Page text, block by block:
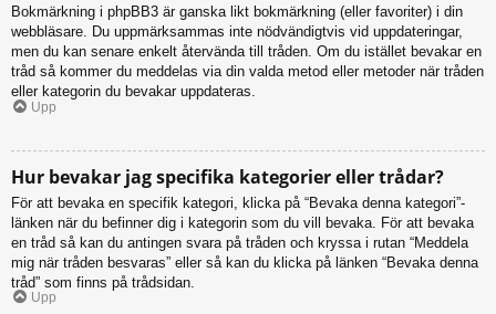
Bokmärkning i phpBB3 är ganska likt bokmärkning (eller favoriter) i din
webbläsare. Du uppmärksammas inte nödvändigtvis vid uppdateringar,
men du kan senare enkelt återvända till tråden. Om du istället bevakar en
tråd så kommer du meddelas via din valda metod eller metoder när tråden
eller kategorin du bevakar uppdateras.
Upp
Hur bevakar jag specifika kategorier eller trådar?
För att bevaka en specifik kategori, klicka på “Bevaka denna kategori”-
länken när du befinner dig i kategorin som du vill bevaka. För att bevaka
en tråd så kan du antingen svara på tråden och kryssa i rutan “Meddela
mig när tråden besvaras” eller så kan du klicka på länken “Bevaka denna
tråd” som finns på trådsidan.
Upp